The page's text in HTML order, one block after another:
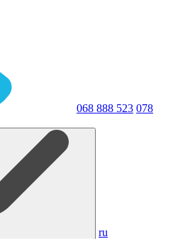
068 888 523 078
ru